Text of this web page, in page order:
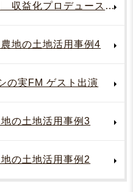
農地の土地活用 収益化プロデュース！お問合せください。
地の土地活用事例4
の実FM ゲスト出演
の土地活用事例3
の土地活用事例2